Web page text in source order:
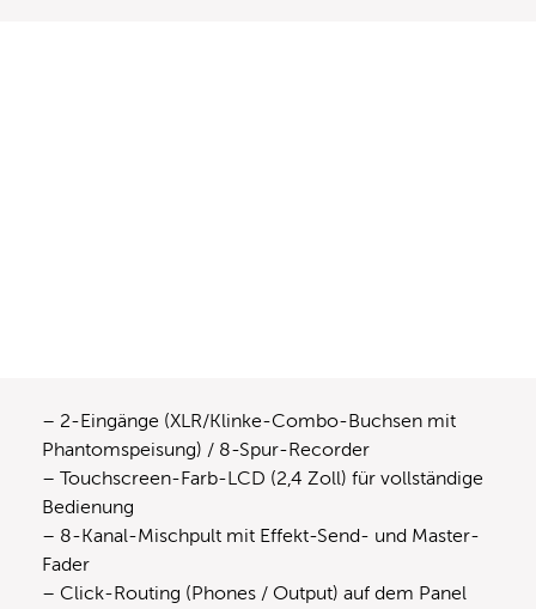
– 2-Eingänge (XLR/Klinke-Combo-Buchsen mit
Phantomspeisung) / 8-Spur-Recorder
– Touchscreen-Farb-LCD (2,4 Zoll) für vollständige
Bedienung
– 8-Kanal-Mischpult mit Effekt-Send- und Master-
Fader
– Click-Routing (Phones / Output) auf dem Panel